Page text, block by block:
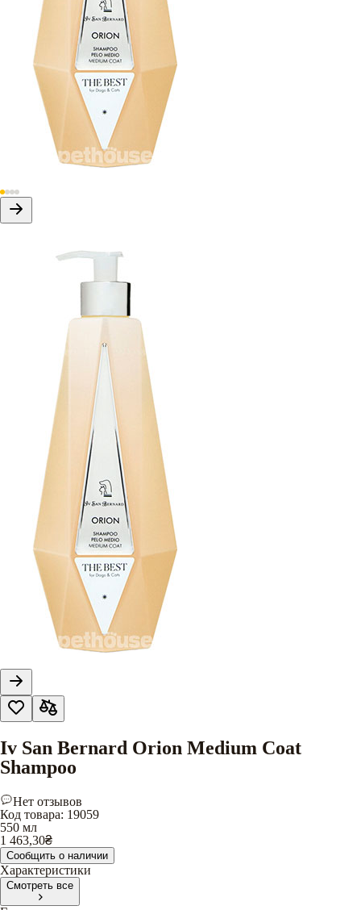
Iv San Bernard Orion Medium Coat
Shampoo
Нет отзывов
Код товара: 19059
550 мл
1 463,30₴
Сообщить о наличии
Характеристики
Смотреть все